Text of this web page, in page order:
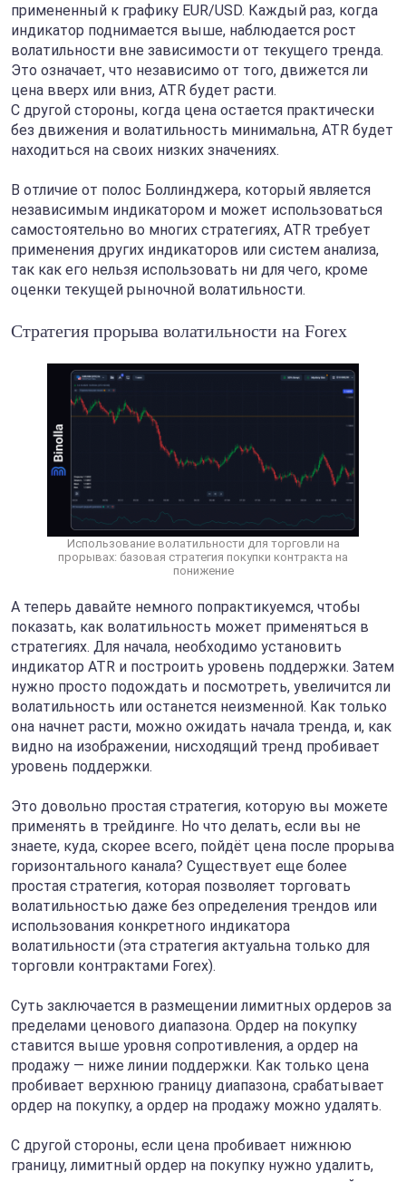
примененный к графику EUR/USD. Каждый раз, когда
индикатор поднимается выше, наблюдается рост
волатильности вне зависимости от текущего тренда.
Это означает, что независимо от того, движется ли
цена вверх или вниз, ATR будет расти.
С другой стороны, когда цена остается практически
без движения и волатильность минимальна, ATR будет
находиться на своих низких значениях.
В отличие от полос Боллинджера, который является
независимым индикатором и может использоваться
самостоятельно во многих стратегиях, ATR требует
применения других индикаторов или систем анализа,
так как его нельзя использовать ни для чего, кроме
оценки текущей рыночной волатильности.
Стратегия прорыва волатильности на Forex
Использование волатильности для торговли на
прорывах: базовая стратегия покупки контракта на
понижение
А теперь давайте немного попрактикуемся, чтобы
показать, как волатильность может применяться в
стратегиях. Для начала, необходимо установить
индикатор ATR и построить уровень поддержки. Затем
нужно просто подождать и посмотреть, увеличится ли
волатильность или останется неизменной. Как только
она начнет расти, можно ожидать начала тренда, и, как
видно на изображении, нисходящий тренд пробивает
уровень поддержки.
Это довольно простая стратегия, которую вы можете
применять в трейдинге. Но что делать, если вы не
знаете, куда, скорее всего, пойдёт цена после прорыва
горизонтального канала? Существует еще более
простая стратегия, которая позволяет торговать
волатильностью даже без определения трендов или
использования конкретного индикатора
волатильности (эта стратегия актуальна только для
торговли контрактами Forex).
Суть заключается в размещении лимитных ордеров за
пределами ценового диапазона. Ордер на покупку
ставится выше уровня сопротивления, а ордер на
продажу — ниже линии поддержки. Как только цена
пробивает верхнюю границу диапазона, срабатывает
ордер на покупку, а ордер на продажу можно удалять.
С другой стороны, если цена пробивает нижнюю
границу, лимитный ордер на покупку нужно удалить,